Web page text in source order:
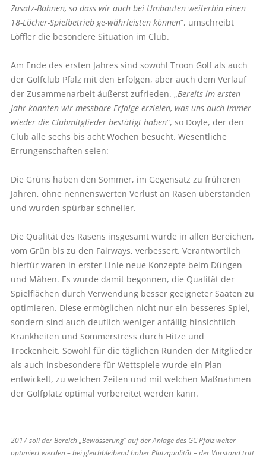
Zusatz-Bahnen, so dass wir auch bei Umbauten weiterhin einen
18-Löcher-Spielbetrieb ge-­währleisten können“, umschreibt
Löffler die besondere Situation im Club.
Am Ende des ersten Jahres sind sowohl Troon Golf als auch
der Golfclub Pfalz mit den Erfolgen, aber auch dem Verlauf
der Zusammenarbeit äußerst zufrieden. „Bereits im ersten
Jahr konnten wir messbare Erfolge erzielen, was uns auch immer
wieder die Clubmitglieder bestätigt haben“, so Doyle, der den
Club alle sechs bis acht Wochen besucht. Wesentliche
Errungenschaften seien:
Die Grüns haben den Sommer, im Gegensatz zu früheren
Jahren, ohne nennenswerten Verlust an Rasen überstanden
und wurden spürbar schneller.
Die Qualität des Rasens insgesamt wurde in allen Bereichen,
vom Grün bis zu den Fairways, verbessert. Verantwortlich
hierfür waren in erster Linie neue Konzepte beim Düngen
und Mähen. Es wurde damit begonnen, die Qualität der
Spielflächen durch Verwendung besser geeigneter Saaten zu
optimieren. Diese ermöglichen nicht nur ein besseres Spiel,
sondern sind auch deutlich weniger anfällig hinsichtlich
Krankheiten und Sommerstress durch Hitze und
Trockenheit. Sowohl für die täglichen Runden der Mitglieder
als auch insbesondere für Wettspiele wurde ein Plan
entwickelt, zu welchen Zeiten und mit welchen Maßnahmen
der Golfplatz optimal vorbereitet werden kann.
2017 soll der Bereich „Bewässerung“ auf der Anlage des GC Pfalz weiter
optimiert werden – bei gleichbleibend hoher Platzqualität – der Vorstand tritt